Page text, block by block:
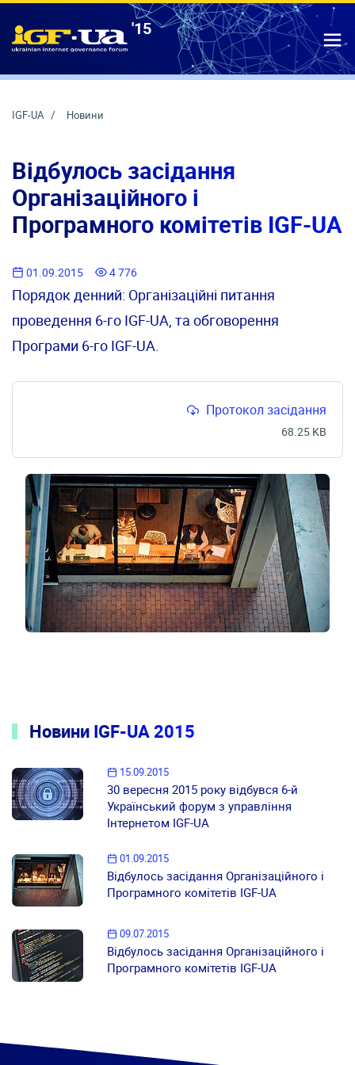
'15 IGF-UA
IGF-UA Новини
Відбулось засідання
Організаційного і
Програмного комітетів IGF-UA
01.09.2015 4 776
Порядок денний: Організаційні питання
проведення 6-го IGF-UA, та обговорення
Програми 6-го IGF-UA.
Протокол засідання
68.25 KB
Новини IGF-UA 2015
15.09.2015
30 вересня 2015 року відбувся 6-й
Український форум з управління
Інтернетом IGF-UA
01.09.2015
Відбулось засідання Організаційного і
Програмного комітетів IGF-UA
09.07.2015
Відбулось засідання Організаційного і
Програмного комітетів IGF-UA